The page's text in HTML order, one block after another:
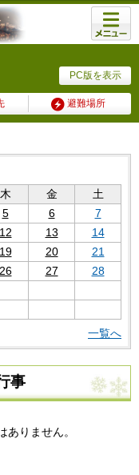
PC版を表示
避難場所
メニュ
ー
木 金
土
5 6
7
12 13
14
19 20
21
26 27
28
一覧へ
事
りません。